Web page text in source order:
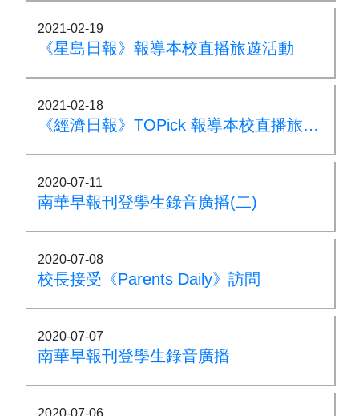
2021-02-19
《星島日報》報導本校直播旅遊活動
2021-02-18
《經濟日報》TOPick 報導本校直播旅遊活動
2020-07-11
南華早報刊登學生錄音廣播(二)
2020-07-08
校長接受《Parents Daily》訪問
2020-07-07
南華早報刊登學生錄音廣播
2020-07-06